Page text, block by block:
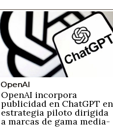
dólares hasta 2028
OpenAI
OpenAI incorpora
publicidad en ChatGPT en
estrategia piloto dirigida
a marcas de gama media-